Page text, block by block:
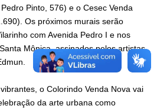
Pinto, 576) e o Cesec Venda
Os próximos murais serão
com Avenida Pedro I e nos
Mônica, assinados pelos artistas
o Colorindo Venda Nova vai
da arte urbana como